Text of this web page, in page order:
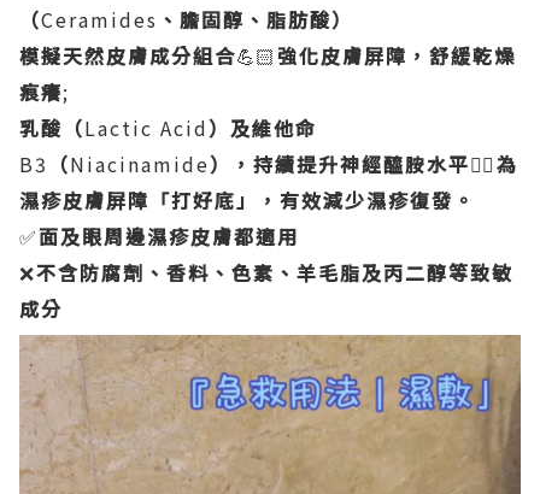
（Ceramides 、膽固醇、脂肪酸）
模擬天然皮膚成分組合💪🏻強化皮膚屏障，舒緩乾燥
痕癢;
乳酸（Lactic Acid）及維他命
B3 （Niacinamide），持續提升神經醯胺水平👍🏻為
濕疹皮膚屏障「打好底」，有效減少濕疹復發。
✅面及眼周邊濕疹皮膚都適用
❌不含防腐劑、香料、色素、羊毛脂及丙二醇等致敏
成分